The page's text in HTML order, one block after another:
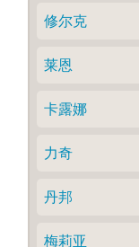
修尔克
莱恩
卡露娜
力奇
丹邦
梅莉亚